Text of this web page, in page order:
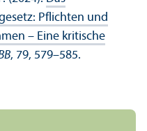
Pflichten und
– Eine kritische
, 79, 579–585.